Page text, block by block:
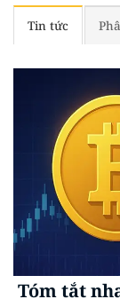
Tin tức
Tóm tắt